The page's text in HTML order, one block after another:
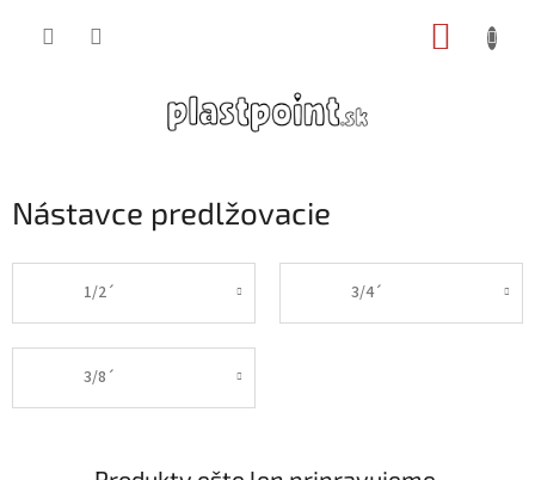
Nástavce predlžovacie
1/2´ 3/4´
3/8´